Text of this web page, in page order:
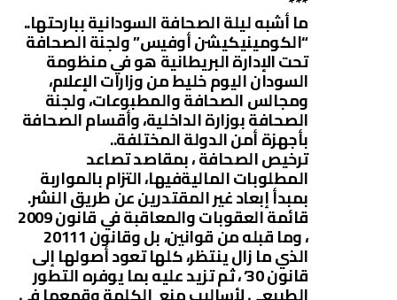
ما أشبه ليلة الصحافة السودانية ببارحتها..
“الكومينيكيشن أوفيس” ولجنة الصحافة
تحت الإدارة البريطانية هو في منظومة
السودان اليوم خليط من وزارات الإعلام،
ومجالس الصحافة والمطبوعات، ولجنة
الصحافة بوزارة الداخلية، وأقسام الصحافة
بأجهزة أمن الدولة المختلفة..
ترخيص الصحافة ، بمقاصد تصاعد
المطلوبات الماليةفيها، التزام بالمواربة
بمبدأ إبعاد غير المقتدرين عن طريق النشر.
قائمة العقوبات والمعاقبة في قانون 2009
، وما قبله من قوانين، بل وقانون 20111
الذي ما زال ينتظر، كلها تعود أصولها إلى
قانون 30‘ ، ثم تزيد عليه بما يوفره التطور